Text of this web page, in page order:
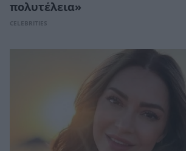
πολυτέλεια»
CELEBRITIES